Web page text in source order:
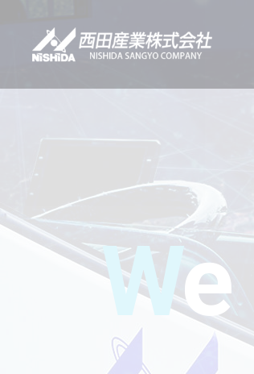
We